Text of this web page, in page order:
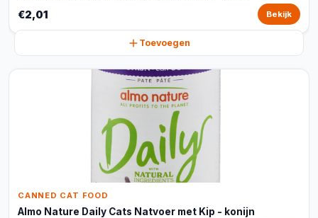
€2,01 Bekijk
Toevoegen
CANNED CAT FOOD
Almo Nature Daily Cats Natvoer met Kip - konijn